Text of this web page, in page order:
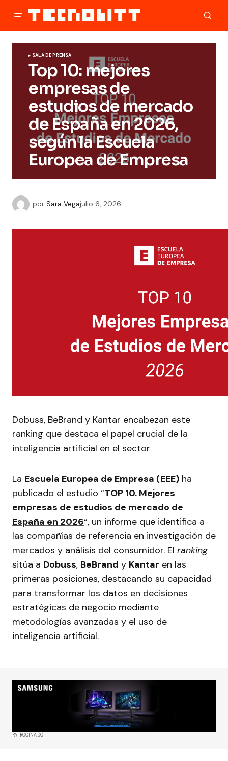
SALA DE PRENSA
Top 10: mejores
empresas de
estudios de mercado
de España en 2026,
según la Escuela
Europea de Empresa
por Sara Vegajulio 6, 2026
Dobuss, BeBrand y Kantar encabezan este
ranking que destaca el papel crucial de la
inteligencia artificial en el sector
La Escuela Europea de Empresa (EEE) ha
publicado el estudio “TOP 10. Mejores
empresas de estudios de mercado de
España en 2026“, un informe que identifica a
las compañías de referencia en investigación de
mercados y análisis del consumidor. El ranking
sitúa a Dobuss, BeBrand y Kantar en las
primeras posiciones, destacando su capacidad
para transformar los datos en decisiones
estratégicas de negocio mediante
metodologías avanzadas y el uso de
inteligencia artificial.
PATROCINADO